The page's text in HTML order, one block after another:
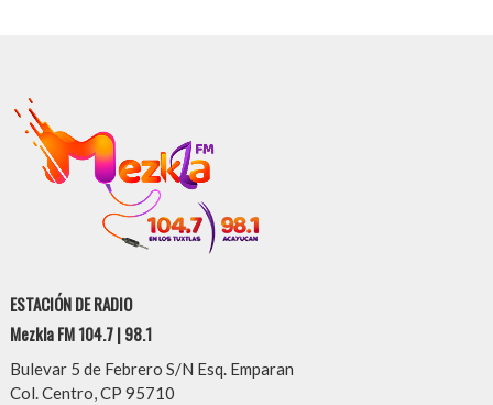
ESTACIÓN DE RADIO
Mezkla FM 104.7 | 98.1
Bulevar 5 de Febrero S/N Esq. Emparan
Col. Centro, CP 95710